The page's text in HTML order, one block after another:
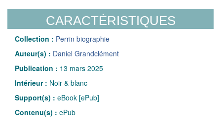
CARACTÉRISTIQUES
Collection : Perrin biographie
Auteur(s) : Daniel Grandclément
Publication : 13 mars 2025
Intérieur : Noir & blanc
Support(s) : eBook [ePub]
Contenu(s) : ePub